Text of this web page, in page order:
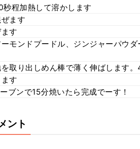
程加熱して溶かします
ます
す
モンドプードル、ジンジャーパウ
取り出しめん棒で薄く伸ばします
す
ブンで15分焼いたら完成でーす！
ント